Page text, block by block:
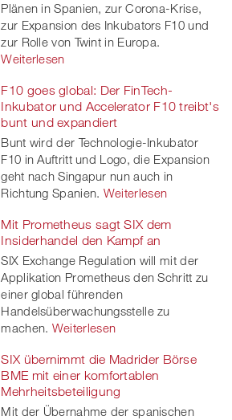
Plänen in Spanien, zur Corona-Krise,
zur Expansion des Inkubators F10 und
zur Rolle von Twint in Europa.
Weiterlesen
F10 goes global: Der FinTech-
Inkubator und Accelerator F10 treibt's
bunt und expandiert
Bunt wird der Technologie-Inkubator
F10 in Auftritt und Logo, die Expansion
geht nach Singapur nun auch in
Richtung Spanien. Weiterlesen
Mit Prometheus sagt SIX dem
Insiderhandel den Kampf an
SIX Exchange Regulation will mit der
Applikation Prometheus den Schritt zu
einer global führenden
Handelsüberwachungsstelle zu
machen. Weiterlesen
SIX übernimmt die Madrider Börse
BME mit einer komfortablen
Mehrheitsbeteiligung
Mit der Übernahme der spanischen